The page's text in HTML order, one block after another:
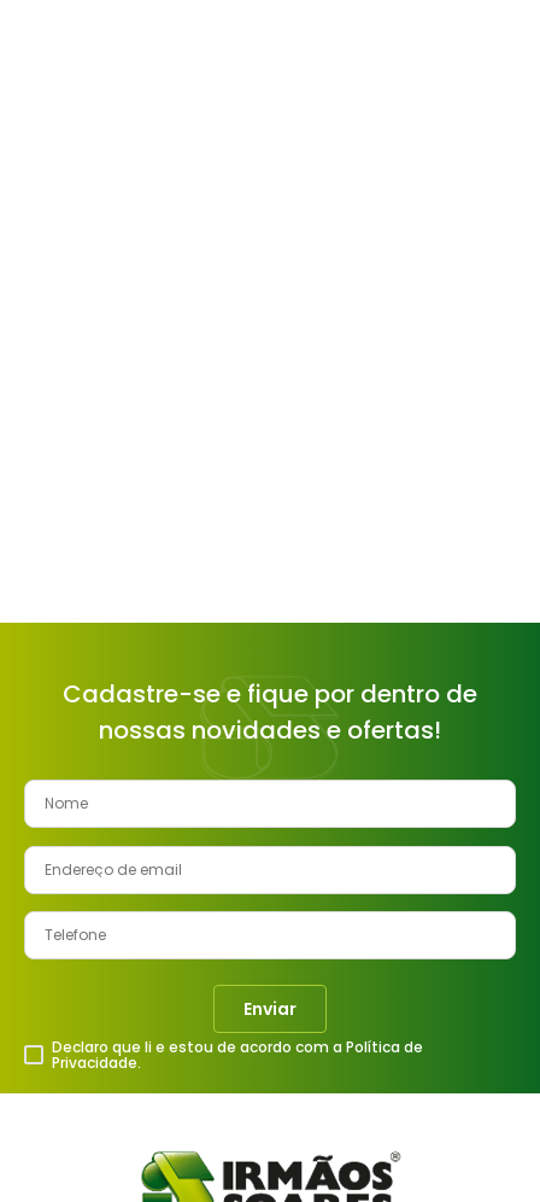
Cadastre-se e fique por dentro de
nossas novidades e ofertas!
Enviar
Declaro que li e estou de acordo com a Política de
Privacidade.